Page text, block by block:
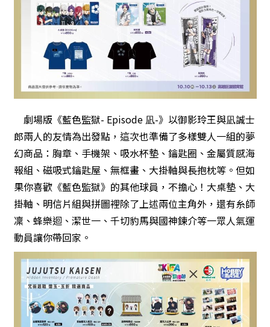
劇場版《藍色監獄- Episode 凪-》以御影玲王與凪誠士
郎兩人的友情為出發點，這次也準備了多樣雙人一組的夢
幻商品：胸章、手機架、吸水杯墊、鑰匙圈、金屬質感海
報組、磁吸式鑰匙屋、無框畫、大掛軸與長抱枕等。但如
果你喜歡《藍色監獄》的其他球員，不擔心！大桌墊、大
掛軸、明信片組與拼圖裡除了上述兩位主角外，還有糸師
凜、蜂樂迴、潔世一、千切豹馬與國神鍊介等一眾人氣運
動員讓你帶回家。